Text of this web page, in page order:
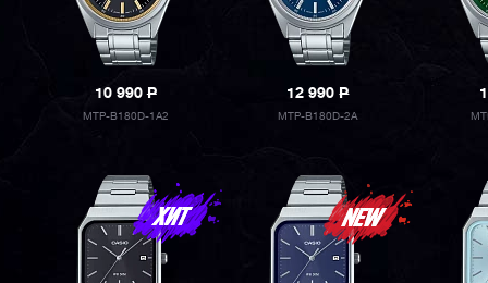
10 990P
MTP-B180D-1A2
12 990P
MTP-B180D-2A